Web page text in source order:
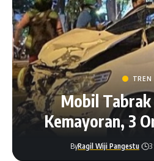
TREN
Mobil
Kemayoran, 3
ByRagil Wiji Pangestu 3